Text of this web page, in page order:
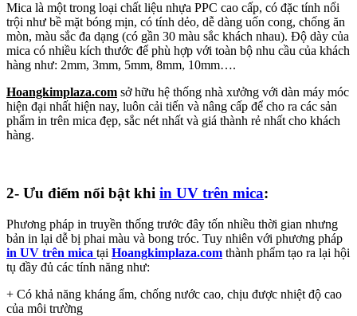
Mica là một trong loại chất liệu nhựa PPC cao cấp, có đặc tính nổi
trội như bề mặt bóng mịn, có tính dẻo, dễ dàng uốn cong, chống ăn
mòn, màu sắc đa dạng (có gần 30 màu sắc khách nhau). Độ dày của
mica có nhiều kích thước để phù hợp với toàn bộ nhu cầu của khách
hàng như: 2mm, 3mm, 5mm, 8mm, 10mm….
Hoangkimplaza.com sở hữu hệ thống nhà xưởng với dàn máy móc
hiện đại nhất hiện nay, luôn cải tiến và nâng cấp để cho ra các sản
phẩm in trên mica đẹp, sắc nét nhất và giá thành rẻ nhất cho khách
hàng.
2- Ưu điểm nổi bật khi in UV trên mica:
Phương pháp in truyền thống trước đây tốn nhiều thời gian nhưng
bản in lại dễ bị phai màu và bong tróc. Tuy nhiên với phương pháp
in UV trên mica tại Hoangkimplaza.com thành phẩm tạo ra lại hội
tụ đầy đủ các tính năng như:
+ Có khả năng kháng ẩm, chống nước cao, chịu được nhiệt độ cao
của môi trường